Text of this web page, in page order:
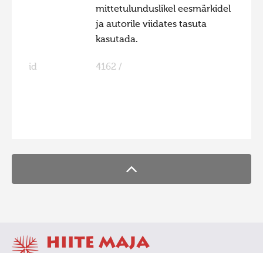
Hiite kuvavõistlus 2020
Hiite kuvavõistlus 2020 lisa
Hiite kuvavõistlus 2019
Hiite kuvavõistlus 2014
mittetulunduslikel eesmärkidel
ja autorile viidates tasuta
kasutada.
id 4162 /